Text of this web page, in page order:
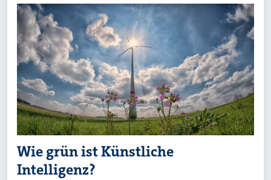
Wie grün ist Künstliche
Intelligenz?